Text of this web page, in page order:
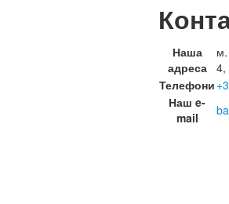
Наша
адреса
м.
4,
Телефони
Наш e-
mail